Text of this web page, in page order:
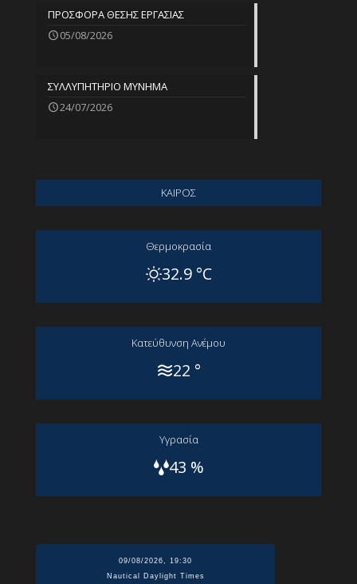
ΠΡΟΣΦΟΡΑ ΘΕΣΗΣ ΕΡΓΑΣΙΑΣ
05/08/2026
ΣΥΛΛΥΠΗΤΗΡΙΟ ΜΥΝΗΜΑ
24/07/2026
ΚΑΙΡΟΣ
Θερμοκρασία
32.9 °C
Kατεύθυνση Aνέμου
22 °
Yγρασία
43 %
09/08/2026, 19:30
Nautical Daylight Times